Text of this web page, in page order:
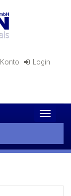
Konto Login
Toggle